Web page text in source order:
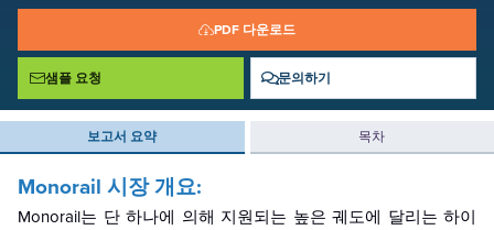
PDF 다운로드
샘플 요청 문의하기
보고서 요약 목차
Monorail 시장 개요:
Monorail는 단 하나에 의해 지원되는 높은 궤도에 달리는 하이